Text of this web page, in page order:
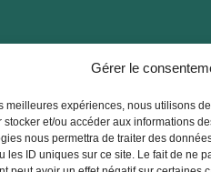
Gérer le
meilleures expériences, nous utilisons
stocker et/ou accéder aux informations
nous permettra de traiter des
les ID uniques sur ce site. Le fait de ne
Marchés publics